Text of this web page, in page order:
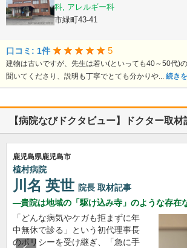
耳鼻いんこう科, アレルギー科
鹿児島県出水市緑町43-41
口コミ: 1件 5
建物は古いですが、先生は若い(といっても40～50代)
聞いてくださり、説明も丁寧でとても分かりや... 続き
【病院なびドクタビュー】ドクター取材
鹿児島県鹿児島市
植村病院
川名 英世 院長 取材記事
貴院は地域の「駆け込み寺」のような存在
「どんな病気やケガも拒まずに年
中無休で診る」という初代理事長
のポリシーを受け継ぎ、「急に手